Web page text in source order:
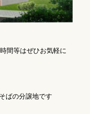
間等はぜひお気軽に
ばの分譲地です